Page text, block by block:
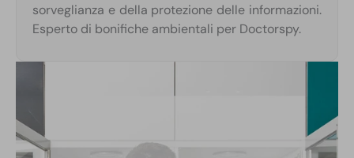
sorveglianza e della protezione delle informazioni.
Esperto di bonifiche ambientali per Doctorspy.